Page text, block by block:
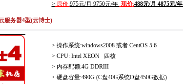
> 原价:975元/月 9750元/年 现价:488元/月 4875元/
服务器4型(云博士)
> 操作系统:windows2008 或者 CentOS 5.6
> CPU: Intel XEON 四核
> 内存配额:4G DDRIII
> 硬盘容量:490G (C盘40G系统D盘450G数据)